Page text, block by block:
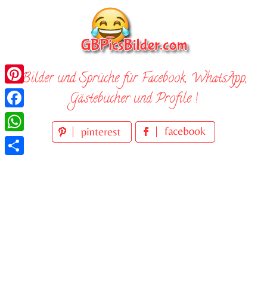
Bilder und Sprüche für Facebook, WhatsApp,
Gästebücher und Profile !
Pinterest
Facebook
WhatsApp